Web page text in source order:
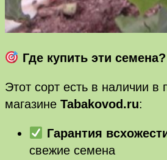
Где купить эти семена?
Этот сорт есть в наличии в
магазине Tabakovod.ru:
Гарантия
свежие семена